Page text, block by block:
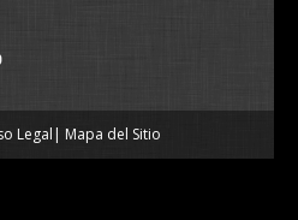
Legal| Mapa del Sitio